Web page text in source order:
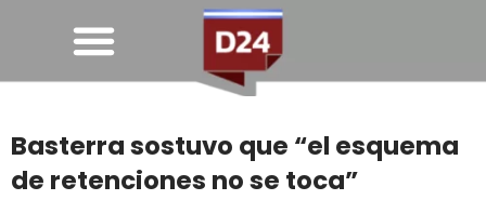
Basterra sostuvo que “el esquema
de retenciones no se toca”